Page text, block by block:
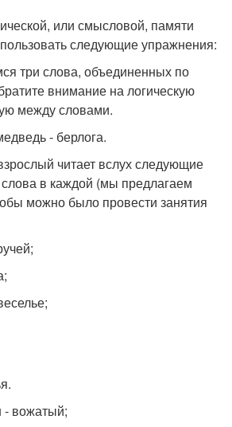
или смысловой, памяти
следующие упражнения:
три слова, объединенных по
внимание на логическую
между словами.
- берлога.
читает вслух следующие
слова в каждой (мы предлагаем
можно было провести занятия
- вожатый;